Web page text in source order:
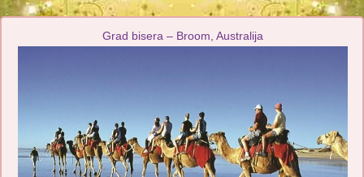
Grad bisera – Broom, Australija